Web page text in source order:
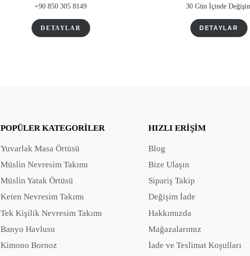
+90 850 305 8149
DETAYLAR
30 Gün İçinde
DETAYLAR
POPÜLER KATEGORILER
Yuvarlak Masa Örtüsü
Müslin Nevresim Takımı
Müslin Yatak Örtüsü
Keten Nevresim Takımı
Tek Kişilik Nevresim Takımı
Banyo Havlusu
Kimono Bornoz
HIZLI ERIŞIM
Blog
Bize Ulaşın
Sipariş Takip
Değişim İade
Hakkımızda
Mağazalarımız
İade ve Teslimat Koşulları